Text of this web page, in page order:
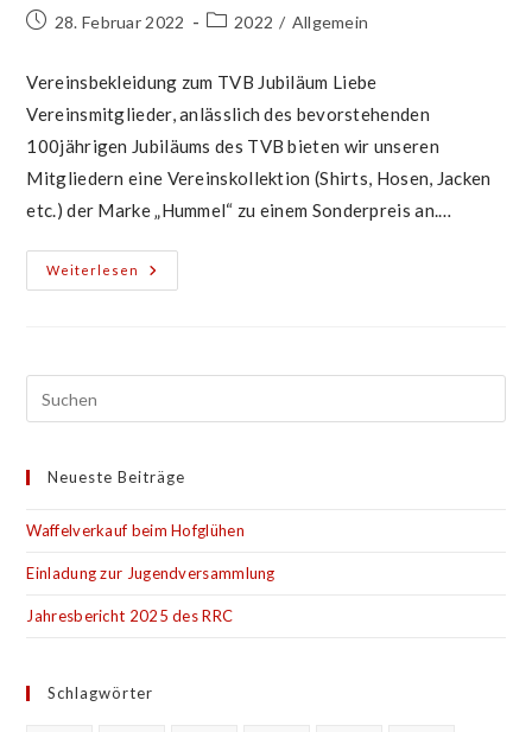
Beitrag28. Februar 2022
Beitrags-
2022 / Allgemein
Vereinsbekleidung zum TVB Jubiläum Liebe
Vereinsmitglieder, anlässlich des bevorstehenden
100jährigen Jubiläums des TVB bieten wir unseren
Mitgliedern eine Vereinskollektion (Shirts, Hosen, Jacken
etc.) der Marke „Hummel“ zu einem Sonderpreis an.…
Weiterlesen
Vereinsbekleidung
Zum
Neueste Beiträge
Waffelverkauf beim Hofglühen
Einladung zur Jugendversammlung
Jahresbericht 2025 des RRC
Schlagwörter